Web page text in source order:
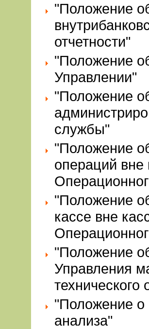
"Положение
отчетности"
"Положение
Управлении"
"Положение
службы"
"Положение
операций вне
"Положение
кассе вне
"Положение
Управления
технического
"Положение
анализа"